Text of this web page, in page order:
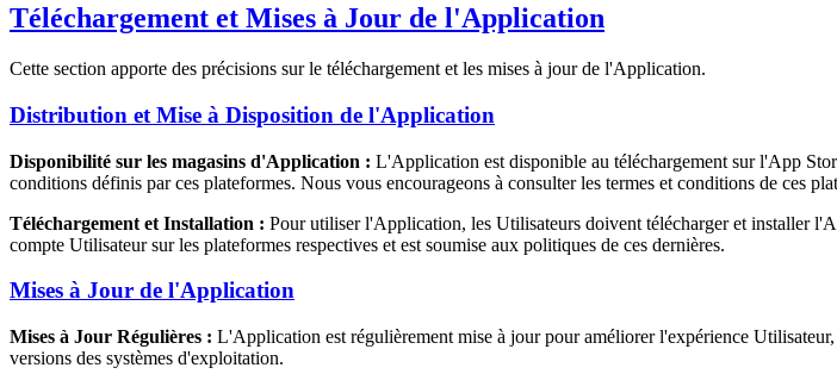
Téléchargement et Mises à Jour de l'Application
Cette section apporte des précisions sur le téléchargement et les mises à jour de l'Application.
Distribution et Mise à Disposition de l'Application
Disponibilité sur les magasins d'Application : L'Application est disponible au téléchargement sur l'App
conditions définis par ces plateformes. Nous vous encourageons à consulter les termes et conditions de ces
Téléchargement et Installation : Pour utiliser l'Application, les Utilisateurs doivent télécharger et installer
compte Utilisateur sur les plateformes respectives et est soumise aux politiques de ces dernières.
Mises à Jour de l'Application
Mises à Jour Régulières : L'Application est régulièrement mise à jour pour améliorer l'expérience
versions des systèmes d'exploitation.